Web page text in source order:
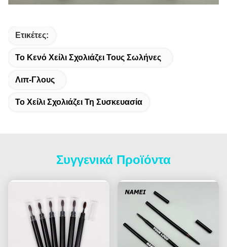
Ετικέτες:
Το Κενό Χείλι Σχολιάζει Τους Σωλήνες
Λιπ-Γλους
Το Χείλι Σχολιάζει Τη Συσκευασία
Συγγενικά Προϊόντα